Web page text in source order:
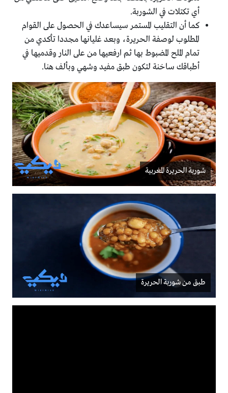
أي تكتلات في الشوربة.
كما أن التقليب المستمر سيساعدك في الحصول على القوام
المطلوب لوصفة الحريرة، وبعد غليانها مجددا تأكدي من
تمام الملح المضبوط بها ثم ارفعيها من على النار وقدميها في
أطباقك ساخنة لتكون طبق مفيد وشهي وبألف هنا.
شوربة الحريرة المغربية
طبق من شوربة الحريرة